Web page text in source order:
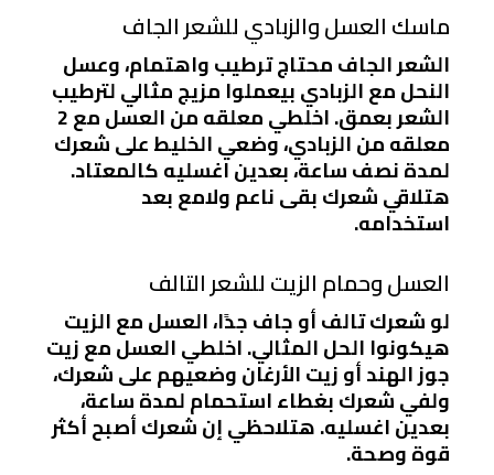
ماسك العسل والزبادي للشعر الجاف
الشعر الجاف محتاج ترطيب واهتمام، وعسل
النحل مع الزبادي بيعملوا مزيج مثالي لترطيب
الشعر بعمق. اخلطي معلقه من العسل مع 2
معلقه من الزبادي، وضعي الخليط على شعرك
لمدة نصف ساعة، بعدين اغسليه كالمعتاد.
هتلاقي شعرك بقى ناعم ولامع بعد
استخدامه.
العسل وحمام الزيت للشعر التالف
لو شعرك تالف أو جاف جدًا، العسل مع الزيت
هيكونوا الحل المثالي. اخلطي العسل مع زيت
جوز الهند أو زيت الأرغان وضعيهم على شعرك،
ولفي شعرك بغطاء استحمام لمدة ساعة،
بعدين اغسليه. هتلاحظي إن شعرك أصبح أكثر
قوة وصحة.